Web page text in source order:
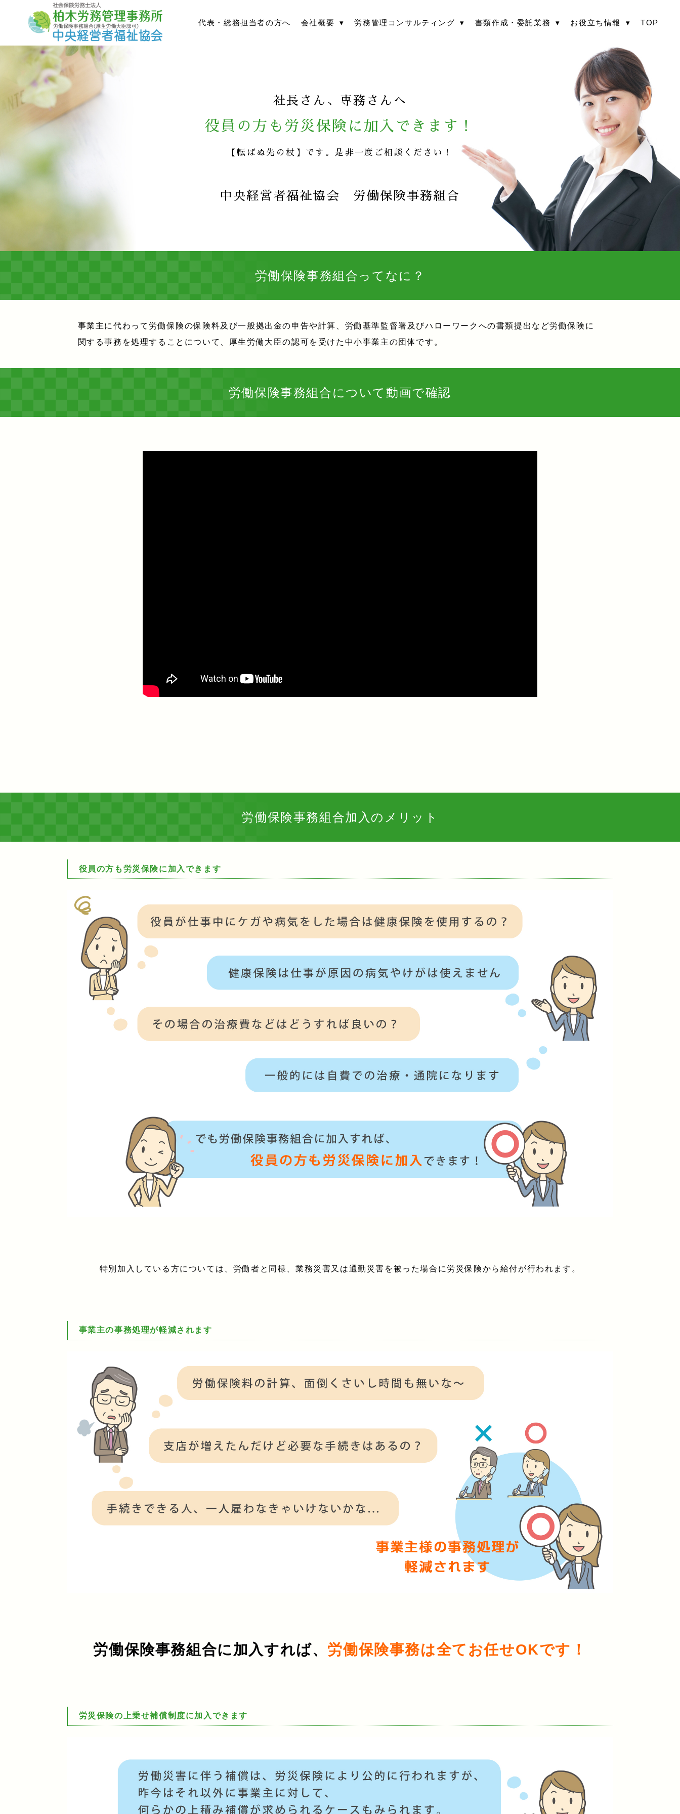
代表・総務担当者の方へ 会社概要 労務管理コンサルティング 書類作成・委託業務 お役立ち情報 TOP
社長さん、専務さんへ
役員の方も 労災保険に加入できます！
【転ばぬ先の杖】です。是非一度ご相談ください！
中央経営者福祉協会 労働保険事務組合
労働保険事務組合ってなに？
事業主に代わって労働保険の保険料及び一般拠出金の申告や計算、労働基準監督署及びハローワークへの書類提出など労働保険に
関する事務を処理することについて、厚生労働大臣の認可を受けた中小事業主の団体です。
労働保険事務組合について動画で確認
労働保険事務組合加入のメリット
役員の方も労災保険に加入できます
特別加入している方については、労働者と同様、業務災害又は通勤災害を被った場合に労災保険から給付が行われます。
事業主の事務処理が軽減されます
労働保険事務組合に加入すれば、 労働保険事務は全てお任せOKです！
労災保険の上乗せ補償制度に加入できます